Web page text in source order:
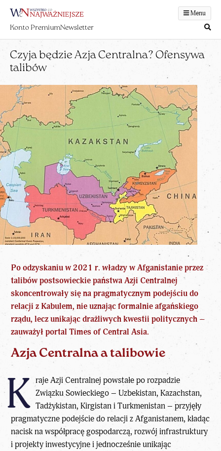
Menu
Konto PremiumNewsletter
Czyja będzie Azja Centralna? Ofensywa
talibów
Po odzyskaniu w 2021 r. władzy w Afganistanie przez
talibów postsowieckie państwa Azji Centralnej
skoncentrowały się na pragmatycznym podejściu do
relacji z Kabulem, nie uznając formalnie afgańskiego
rządu, lecz unikając drażliwych kwestii politycznych –
zauważył portal Times of Central Asia.
Azja Centralna a talibowie
K raje Azji Centralnej powstałe po rozpadzie
Związku Sowieckiego – Uzbekistan, Kazachstan,
Tadżykistan, Kirgistan i Turkmenistan – przyjęły
pragmatyczne podejście do relacji z Afganistanem, kładąc
nacisk na współpracę gospodarczą, rozwój infrastruktury
i projekty inwestycyjne i jednocześnie unikając